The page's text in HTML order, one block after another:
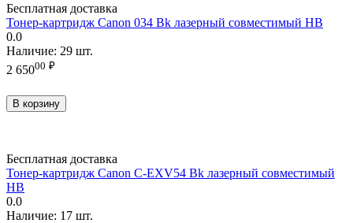
Бесплатная доставка
Тонер-картридж Canon 034 Bk лазерный совместимый HB
0.0
Наличие: 29 шт.
2 65000 ₽
В корзину
Бесплатная доставка
Тонер-картридж Canon C-EXV54 Bk лазерный совместимый
HB
0.0
Наличие: 17 шт.